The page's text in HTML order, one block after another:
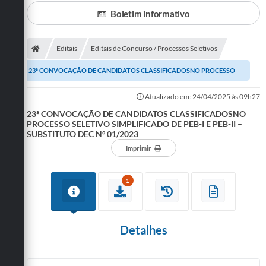
Câmara Municipal
Boletim informativo
Editais Editais de Concurso / Processos Seletivos
23ª CONVOCAÇÃO DE CANDIDATOS CLASSIFICADOSNO PROCESSO
Atualizado em: 24/04/2025 às 09h27
23ª CONVOCAÇÃO DE CANDIDATOS CLASSIFICADOSNO
PROCESSO SELETIVO SIMPLIFICADO DE PEB-I E PEB-II –
SUBSTITUTO DEC Nº 01/2023
Imprimir
1
Detalhes